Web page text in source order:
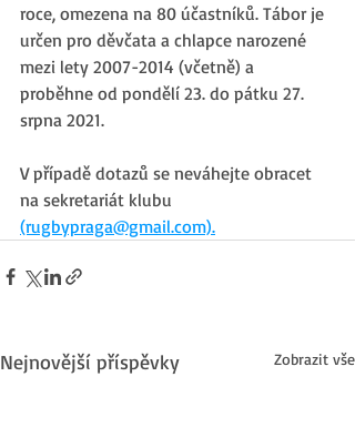
roce, omezena na 80 účastníků. Tábor je
určen pro děvčata a chlapce narozené
mezi lety 2007-2014 (včetně) a
proběhne od pondělí 23. do pátku 27.
srpna 2021.
V případě dotazů se neváhejte obracet
na sekretariát klubu
(rugbypraga@gmail.com).
Nejnovější příspěvky Zobrazit vše